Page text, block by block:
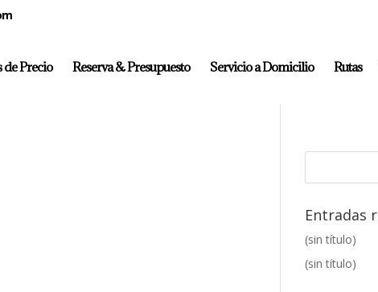
de Precio Reserva & Presupuesto Servicio a Domicilio Rutas
Entradas
(sin título)
(sin título)